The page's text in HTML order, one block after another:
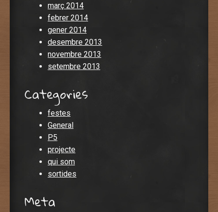
març 2014
febrer 2014
gener 2014
desembre 2013
novembre 2013
setembre 2013
Categories
festes
General
P5
projecte
qui som
sortides
Meta